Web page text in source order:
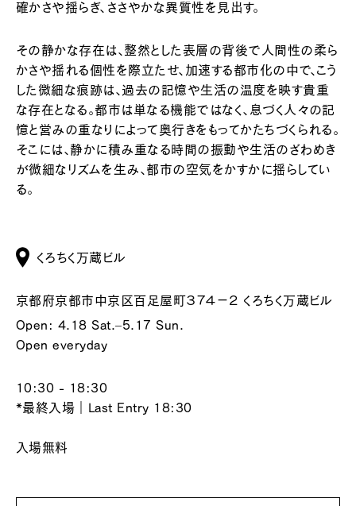
確かさや揺らぎ、ささやかな異質性を見出す。
その静かな存在は、整然とした表層の背後で人間性の柔ら
かさや揺れる個性を際立たせ、加速する都市化の中で、こう
した微細な痕跡は、過去の記憶や生活の温度を映す貴重
な存在となる。都市は単なる機能ではなく、息づく人々の記
憶と営みの重なりによって奥行きをもってかたちづくられる。
そこには、静かに積み重なる時間の振動や生活のざわめき
が微細なリズムを生み、都市の空気をかすかに揺らしてい
る。
くろちく万蔵ビル
京都府京都市中京区百足屋町３７４−２ くろちく万蔵ビル
Open: 4.18 Sat.–5.17 Sun.
Open everyday
10:30 - 18:30
*最終入場｜Last Entry 18:30
入場無料